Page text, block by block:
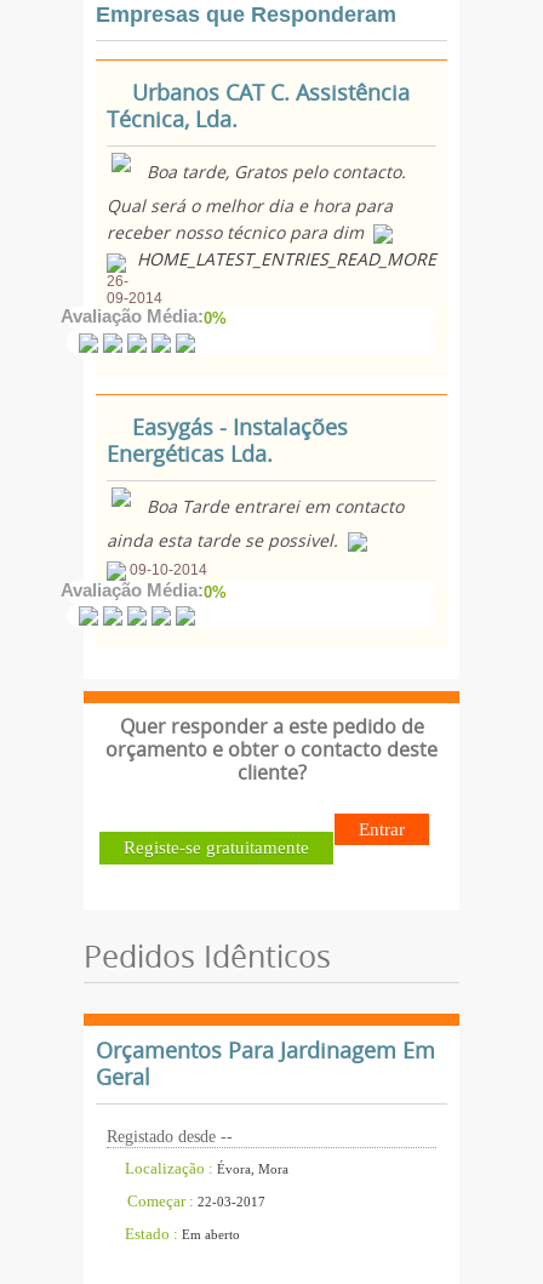
Empresas que Responderam
Urbanos CAT C. Assistência
Técnica, Lda.
Boa tarde, Gratos pelo contacto.
Qual será o melhor dia e hora para
receber nosso técnico para dim
HOME_LATEST_ENTRIES_READ_MORE
26-
09-2014
Avaliação Média:0%
Easygás - Instalações
Energéticas Lda.
Boa Tarde entrarei em contacto
ainda esta tarde se possivel.
09-10-2014
Avaliação Média:0%
Quer responder a este pedido de
orçamento e obter o contacto deste
cliente?
Entrar
Registe-se gratuitamente
Pedidos Idênticos
Orçamentos Para Jardinagem Em
Geral
Registado desde --
Localização : Évora, Mora
Começar : 22-03-2017
Estado : Em aberto